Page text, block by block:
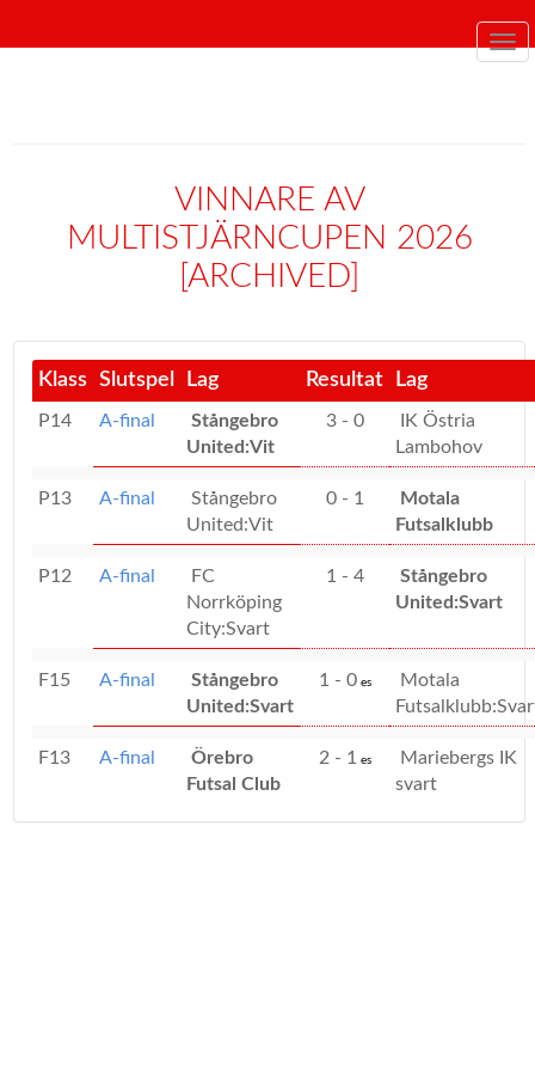
VINNARE AV
MULTISTJÄRNCUPEN 2026
[ARCHIVED]
Klass Slutspel Lag Resultat Lag
P14 A-final
Stångebro
United:Vit
3 - 0
IK Östria
Lambohov
P13 A-final
Stångebro
United:Vit
0 - 1
Motala
Futsalklubb
P12 A-final
FC
Norrköping
City:Svart
1 - 4
Stångebro
United:Svart
F15 A-final
Stångebro
United:Svart
1 - 0es
Motala
F13 A-final
Örebro
Futsal Club
2 - 1 es
Mariebergs IK
svart